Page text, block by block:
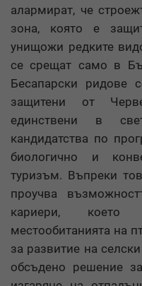
алармират, че
зона, която е
унищожи редките
се срещат само в
Бесапарски ридове
защитени от
единствени в
кандидатства по
биологично и
туризъм. Въпреки
проучва
кариери,
местообитанията на
за развитие на
обсъдено решение